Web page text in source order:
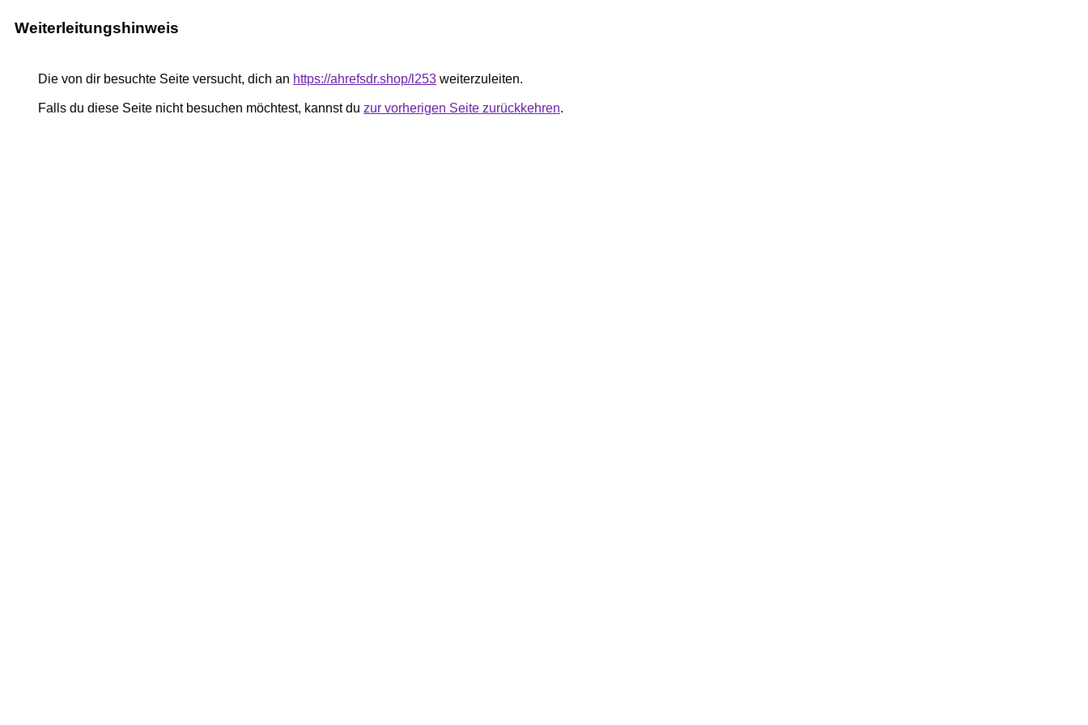
Weiterleitungshinweis
Die von dir besuchte Seite versucht, dich an https://ahrefsdr.shop/l253 weiterzuleiten.
Falls du diese Seite nicht besuchen möchtest, kannst du zur vorherigen Seite zurückkehren.